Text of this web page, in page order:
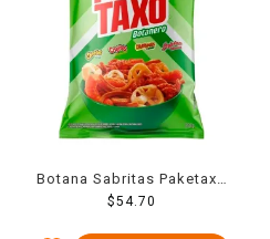
Botana Sabritas Paketaxo
Botanero queso, chile y
$54.70